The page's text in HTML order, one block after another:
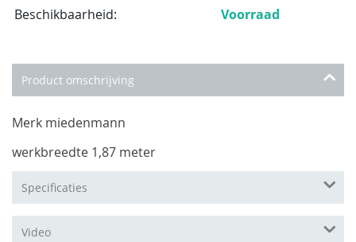
Beschikbaarheid: Voorraad
Product omschrijving
Merk miedenmann
werkbreedte 1,87 meter
Specificaties
Video